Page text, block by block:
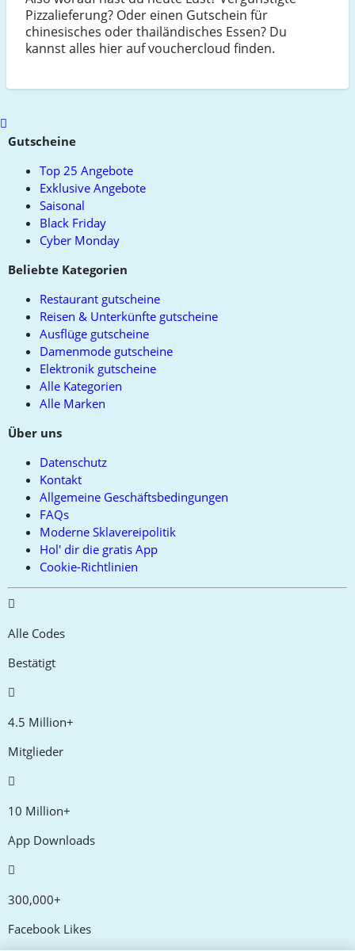
Pizzalieferung? Oder einen Gutschein für
chinesisches oder thailändisches Essen? Du
kannst alles hier auf vouchercloud finden.
Scroll
toGutscheine
Top 25 Angebote
Exklusive Angebote
Saisonal
Black Friday
Cyber Monday
Beliebte Kategorien
Restaurant gutscheine
Reisen & Unterkünfte gutscheine
Ausflüge gutscheine
Damenmode gutscheine
Elektronik gutscheine
Alle Kategorien
Alle Marken
Über uns
Datenschutz
Kontakt
Allgemeine Geschäftsbedingungen
FAQs
Moderne Sklavereipolitik
Hol' dir die gratis App
Cookie-Richtlinien
Alle Codes
Bestätigt
4.5 Million+
Mitglieder
10 Million+
App Downloads
300,000+
Facebook Likes